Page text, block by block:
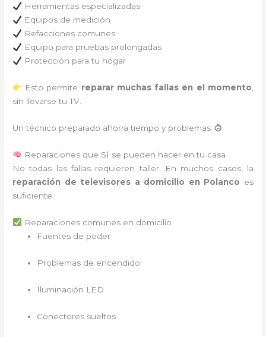
Herramientas especializadas
Equipos de medición
Refacciones comunes
Equipo para pruebas prolongadas
Protección para tu hogar
Esto permite reparar muchas fallas en el momento,
sin llevarse tu TV.
Un técnico preparado ahorra tiempo y problemas
Reparaciones que SÍ se pueden hacer en tu casa
No todas las fallas requieren taller. En muchos casos, la
reparación de televisores a domicilio en Polanco es
suficiente.
Reparaciones comunes en domicilio
Fuentes de poder
Problemas de encendido
Iluminación LED
Conectores sueltos